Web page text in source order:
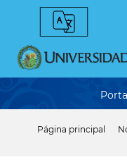
Página principal